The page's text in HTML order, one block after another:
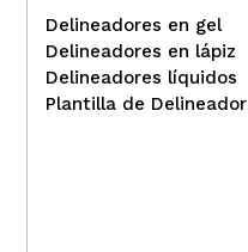
Catrice - Delineador de
Delineadores en gel
Delineadores en lápiz
Delineadores líquidos
Plantilla de Delineador